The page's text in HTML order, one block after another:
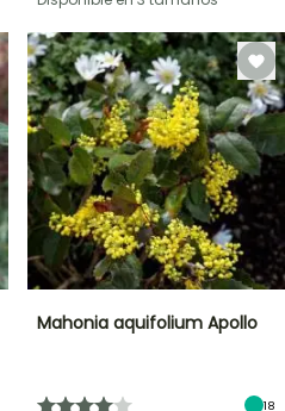
Mahonia aquifolium Apollo
18